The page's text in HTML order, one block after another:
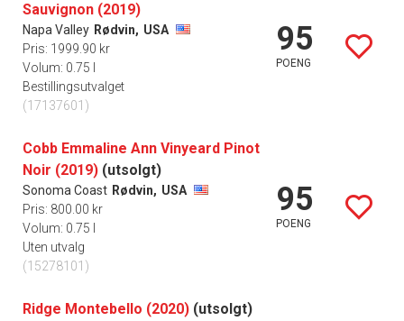
Sauvignon (2019)
Napa Valley Rødvin, USA
Pris: 1999.90 kr
Volum: 0.75 l
Bestillingsutvalget
(17137601)
95
POENG
Cobb Emmaline Ann Vinyeard Pinot
Noir (2019) (utsolgt)
Sonoma Coast Rødvin, USA
Pris: 800.00 kr
Volum: 0.75 l
Uten utvalg
(15278101)
95
POENG
Ridge Montebello (2020) (utsolgt)